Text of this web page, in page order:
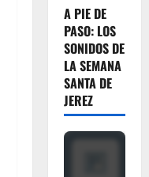
A PIE DE
PASO: LOS
SONIDOS DE
LA SEMANA
SANTA DE
JEREZ